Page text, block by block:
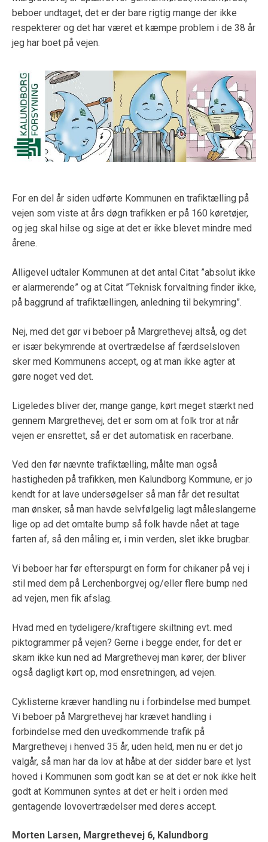
beboer undtaget, det er der bare rigtig mange der ikke
respekterer og det har været et kæmpe problem i de 38 år
jeg har boet på vejen.
For en del år siden udførte Kommunen en trafiktælling på
vejen som viste at års døgn trafikken er på 160 køretøjer,
og jeg skal hilse og sige at det er ikke blevet mindre med
årene.
Alligevel udtaler Kommunen at det antal Citat ”absolut ikke
er alarmerende” og at Citat ”Teknisk forvaltning finder ikke,
på baggrund af trafiktællingen, anledning til bekymring”.
Nej, med det gør vi beboer på Margrethevej altså, og det
er især bekymrende at overtrædelse af færdselsloven
sker med Kommunens accept, og at man ikke agter at
gøre noget ved det.
Ligeledes bliver der, mange gange, kørt meget stærkt ned
gennem Margrethevej, det er som om at folk tror at når
vejen er ensrettet, så er det automatisk en racerbane.
Ved den før nævnte trafiktælling, målte man også
hastigheden på trafikken, men Kalundborg Kommune, er jo
kendt for at lave undersøgelser så man får det resultat
man ønsker, så man havde selvfølgelig lagt måleslangerne
lige op ad det omtalte bump så folk havde nået at tage
farten af, så den måling er, i min verden, slet ikke brugbar.
Vi beboer har før efterspurgt en form for chikaner på vej i
stil med dem på Lerchenborgvej og/eller flere bump ned
ad vejen, men fik afslag.
Hvad med en tydeligere/kraftigere skiltning evt. med
piktogrammer på vejen? Gerne i begge ender, for det er
skam ikke kun ned ad Margrethevej man kører, der bliver
også dagligt kørt op, mod ensretningen, ad vejen.
Cyklisterne kræver handling nu i forbindelse med bumpet.
Vi beboer på Margrethevej har krævet handling i
forbindelse med den uvedkommende trafik på
Margrethevej i henved 35 år, uden held, men nu er det jo
valgår, så man har da lov at håbe at der sidder bare et lyst
hoved i Kommunen som godt kan se at det er nok ikke helt
godt at Kommunen syntes at det er helt i orden med
gentagende lovovertrædelser med deres accept.
Morten Larsen, Margrethevej 6, Kalundborg